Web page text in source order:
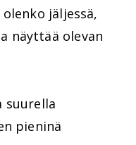
jäljessä,
näyttää olevan
suurella
pieninä